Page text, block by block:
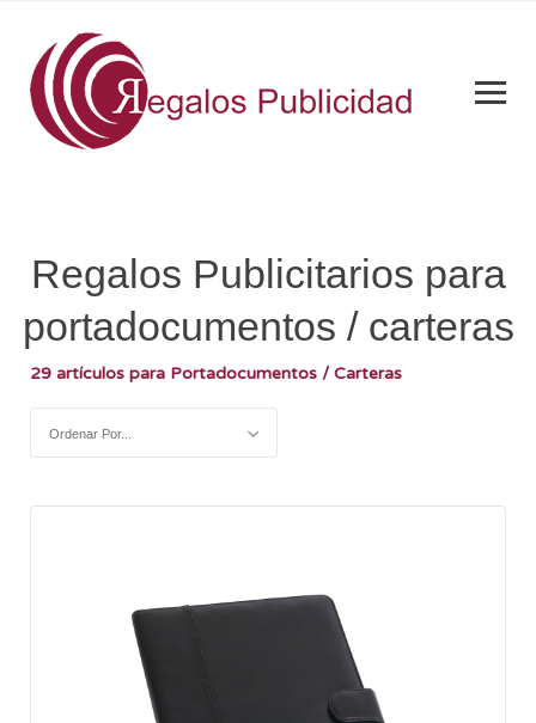
Regalos Publicitarios para
portadocumentos / carteras
29 artículos para Portadocumentos / Carteras